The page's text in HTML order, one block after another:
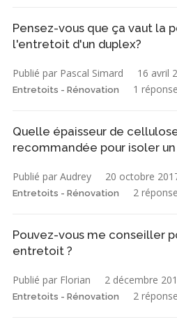
Pensez-vous que ça vaut la
l'entretoit d'un duplex?
Publié par Pascal Simard 16 avril
Entretoits - Rénovation 1 réponse
Quelle épaisseur de
recommandée pour isoler
Publié par Audrey 20 octobre
Entretoits - Rénovation 2
Pouvez-vous me conseiller
entretoit ?
Publié par Florian 2 décembre
Entretoits - Rénovation 2